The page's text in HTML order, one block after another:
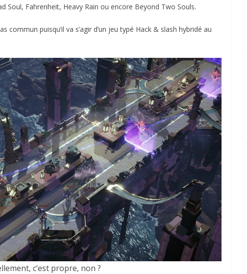
Soul, Fahrenheit, Heavy Rain ou encore Beyond Two Souls.
commun puisqu’il va s’agir d’un jeu typé Hack & slash hybridé au
c’est propre, non ?